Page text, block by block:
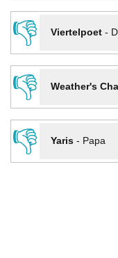
👎
Viertelpoet-
👎
Weather's
👎
Yaris- Papa